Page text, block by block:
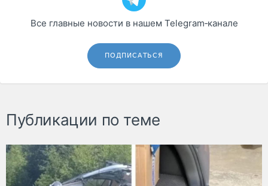
Все главные новости в нашем Telegram‑канале
ПОДПИСАТЬСЯ
Публикации по теме